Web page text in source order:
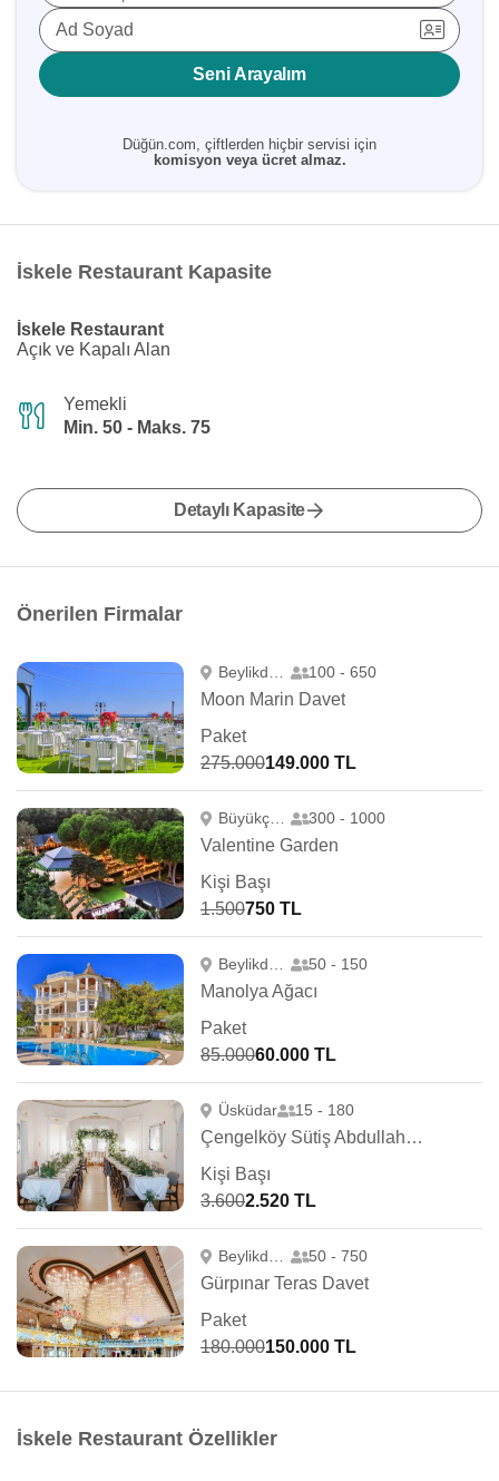
Ad Soyad
Seni Arayalım
Düğün.com, çiftlerden hiçbir servisi için
komisyon veya ücret almaz.
İskele Restaurant Kapasite
İskele Restaurant
Açık ve Kapalı Alan
Yemekli
Min. 50 - Maks. 75
Detaylı Kapasite
Önerilen Firmalar
100 - 650
Moon Marin Davet
Paket
275.000149.000 TL
Büyükçekmece 300 - 1000
Valentine Garden
Kişi Başı
1.500750 TL
50 - 150
Manolya Ağacı
Paket
85.00060.000 TL
Üsküdar 15 - 180
Çengelköy Sütiş Abdullah Ağa Yalısı
Kişi Başı
3.6002.520 TL
50 - 750
Gürpınar Teras Davet
Paket
180.000150.000 TL
İskele Restaurant Özellikler